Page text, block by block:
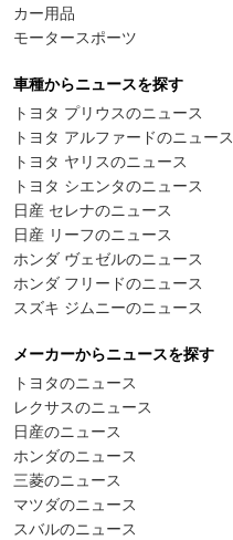
カー用品
モータースポーツ
車種からニュースを探す
トヨタ プリウスのニュース
トヨタ アルファードのニュース
トヨタ ヤリスのニュース
トヨタ シエンタのニュース
日産 セレナのニュース
日産 リーフのニュース
ホンダ ヴェゼルのニュース
ホンダ フリードのニュース
スズキ ジムニーのニュース
メーカーからニュースを探す
トヨタのニュース
レクサスのニュース
日産のニュース
ホンダのニュース
三菱のニュース
マツダのニュース
スバルのニュース